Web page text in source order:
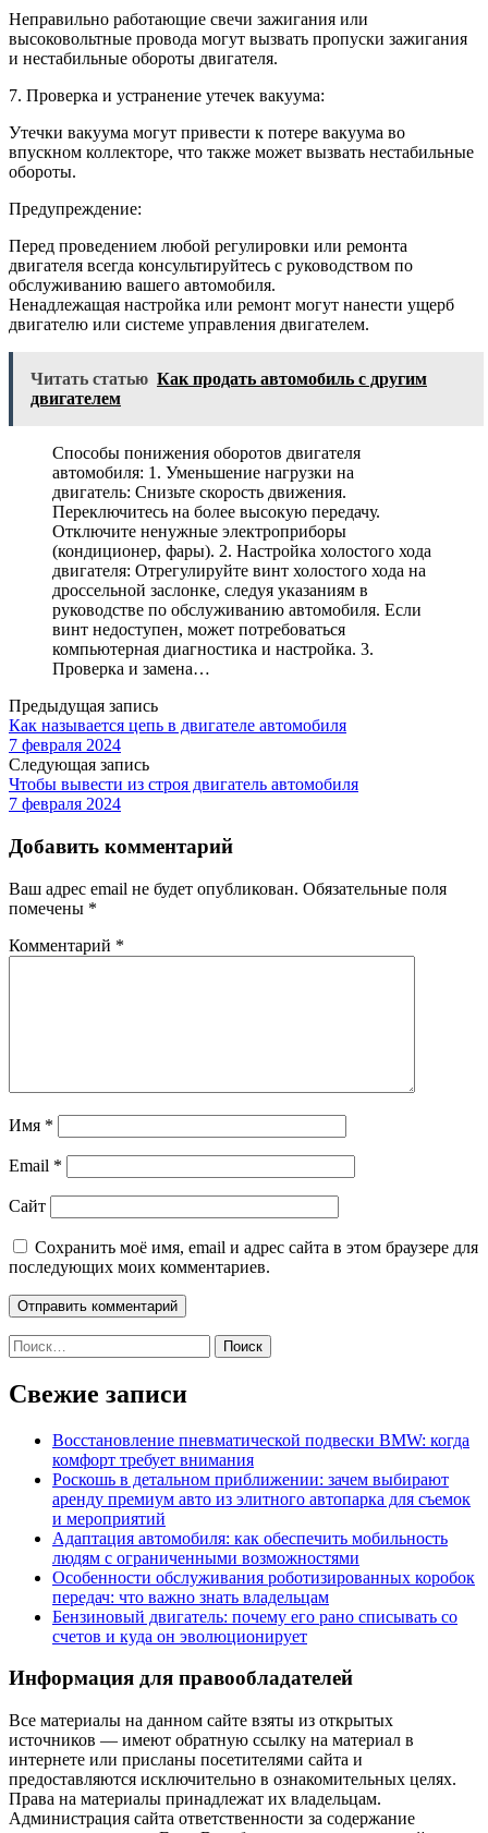
Неправильно работающие свечи зажигания или
высоковольтные провода могут вызвать пропуски зажигания
и нестабильные обороты двигателя.
7. Проверка и устранение утечек вакуума:
Утечки вакуума могут привести к потере вакуума во
впускном коллекторе, что также может вызвать нестабильные
обороты.
Предупреждение:
Перед проведением любой регулировки или ремонта
двигателя всегда консультируйтесь с руководством по
обслуживанию вашего автомобиля.
Ненадлежащая настройка или ремонт могут нанести ущерб
двигателю или системе управления двигателем.
Читать статью Как продать автомобиль с другим
двигателем
Способы понижения оборотов двигателя
автомобиля: 1. Уменьшение нагрузки на
двигатель: Снизьте скорость движения.
Переключитесь на более высокую передачу.
Отключите ненужные электроприборы
(кондиционер, фары). 2. Настройка холостого хода
двигателя: Отрегулируйте винт холостого хода на
дроссельной заслонке, следуя указаниям в
руководстве по обслуживанию автомобиля. Если
винт недоступен, может потребоваться
компьютерная диагностика и настройка. 3.
Проверка и замена…
Предыдущая запись
Как называется цепь в двигателе автомобиля
7 февраля 2024
Следующая запись
Чтобы вывести из строя двигатель автомобиля
7 февраля 2024
Добавить комментарий
Ваш адрес email не будет опубликован. Обязательные поля
помечены *
Комментарий *
Имя *
Email *
Сайт
Сохранить моё имя, email и адрес сайта в этом браузере для
последующих моих комментариев.
Найти:
Свежие записи
Восстановление пневматической подвески BMW: когда
комфорт требует внимания
Роскошь в детальном приближении: зачем выбирают
аренду премиум авто из элитного автопарка для съемок
и мероприятий
Адаптация автомобиля: как обеспечить мобильность
людям с ограниченными возможностями
Особенности обслуживания роботизированных коробок
передач: что важно знать владельцам
Бензиновый двигатель: почему его рано списывать со
счетов и куда он эволюционирует
Информация для правообладателей
Все материалы на данном сайте взяты из открытых
источников — имеют обратную ссылку на материал в
интернете или присланы посетителями сайта и
предоставляются исключительно в ознакомительных целях.
Права на материалы принадлежат их владельцам.
Администрация сайта ответственности за содержание